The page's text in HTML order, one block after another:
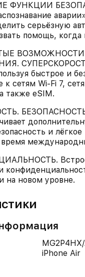
ФУНКЦИИ
серьёзную
помощь,
ВОЗМОЖНОСТИ
быстрое и
к сетям Wi-Fi 7,
также eSIM.
и
на новом уровне.
iPhone Air